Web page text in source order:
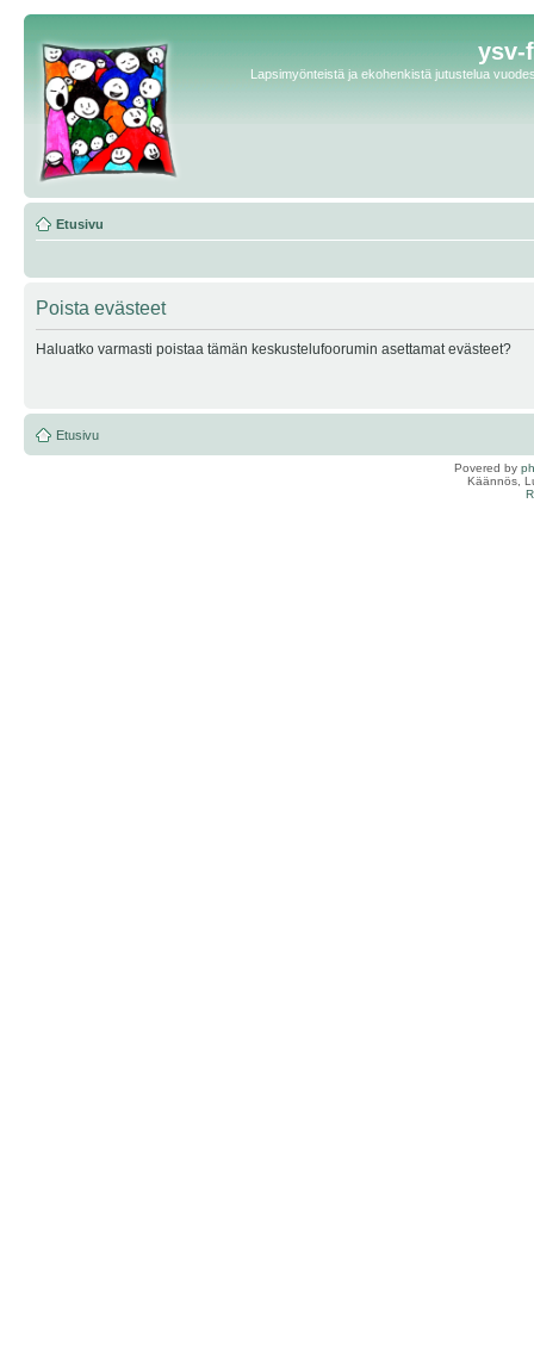
ysv-
Lapsimyönteistä ja ekohenkistä jutustelua
Etusivu
Poista evästeet
Haluatko varmasti poistaa tämän keskustelufoorumin asettamat evästeet?
Etusivu
Povered by
Käännös,